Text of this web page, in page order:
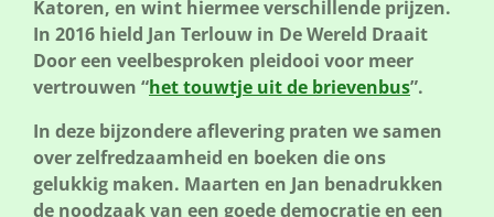
Katoren, en wint hiermee verschillende prijzen.
In 2016 hield Jan Terlouw in De Wereld Draait
Door een veelbesproken pleidooi voor meer
vertrouwen “het touwtje uit de brievenbus”.
In deze bijzondere aflevering praten we samen
over zelfredzaamheid en boeken die ons
gelukkig maken. Maarten en Jan benadrukken
de noodzaak van een goede democratie en een